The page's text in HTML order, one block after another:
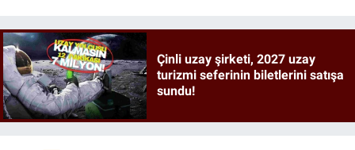
Çinli uzay şirketi, 2027 uzay
turizmi seferinin biletlerini satışa
sundu!